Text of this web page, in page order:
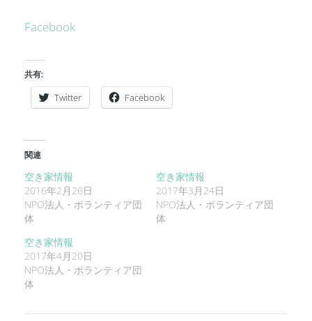
Facebook
共有:
Twitter Facebook
関連
空き家情報
2016年2月26日
NPO法人・ボランティア団
体
空き家情報
2017年3月24日
NPO法人・ボランティア団
体
空き家情報
2017年4月20日
NPO法人・ボランティア団
体